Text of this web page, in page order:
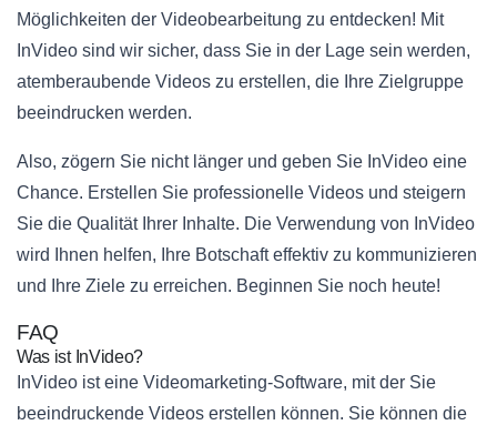
Möglichkeiten der Videobearbeitung zu entdecken! Mit
InVideo sind wir sicher, dass Sie in der Lage sein werden,
atemberaubende Videos zu erstellen, die Ihre Zielgruppe
beeindrucken werden.
Also, zögern Sie nicht länger und geben Sie InVideo eine
Chance. Erstellen Sie professionelle Videos und steigern
Sie die Qualität Ihrer Inhalte. Die Verwendung von InVideo
wird Ihnen helfen, Ihre Botschaft effektiv zu kommunizieren
und Ihre Ziele zu erreichen. Beginnen Sie noch heute!
FAQ
Was ist InVideo?
InVideo ist eine Videomarketing-Software, mit der Sie
beeindruckende Videos erstellen können. Sie können die